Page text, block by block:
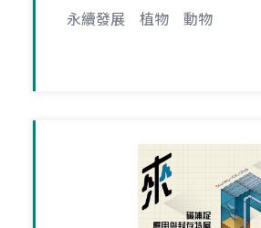
永續發展 植物 動物